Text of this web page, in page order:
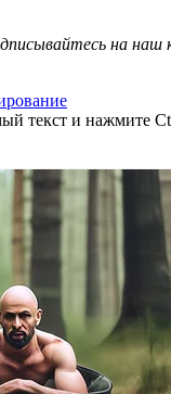
на наш
текст и нажмите